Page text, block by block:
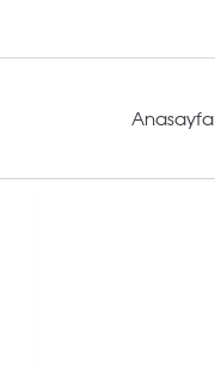
Anasayfa